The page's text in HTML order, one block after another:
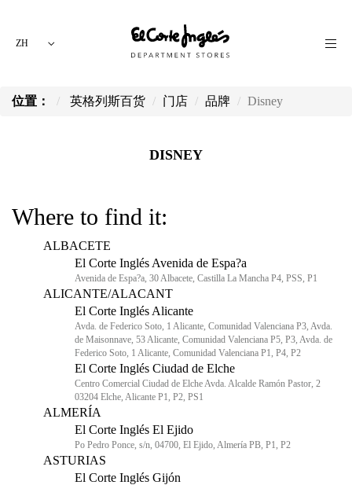
ZH
位置： 英格列斯百货 门店 品牌 Disney
DISNEY
Where to find it:
ALBACETE
El Corte Inglés Avenida de Espa?a
Avenida de Espa?a, 30 Albacete, Castilla La Mancha P4, PSS, P1
ALICANTE/ALACANT
El Corte Inglés Alicante
Avda. de Federico Soto, 1 Alicante, Comunidad Valenciana P3, Avda.
de Maisonnave, 53 Alicante, Comunidad Valenciana P5, P3, Avda. de
Federico Soto, 1 Alicante, Comunidad Valenciana P1, P4, P2
El Corte Inglés Ciudad de Elche
Centro Comercial Ciudad de Elche Avda. Alcalde Ramón Pastor, 2
03204 Elche, Alicante P1, P2, PS1
ALMERÍA
El Corte Inglés El Ejido
Po Pedro Ponce, s/n, 04700, El Ejido, Almería PB, P1, P2
ASTURIAS
El Corte Inglés Gijón